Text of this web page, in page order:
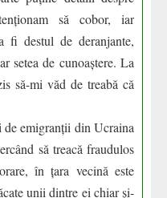
să cobor, iar
fi destul de deranjante,
setea de cunoaștere. La
să-mi văd de treabă că
emigranții din Ucraina
să treacă fraudulos
în țara vecină este
unii dintre ei chiar și-